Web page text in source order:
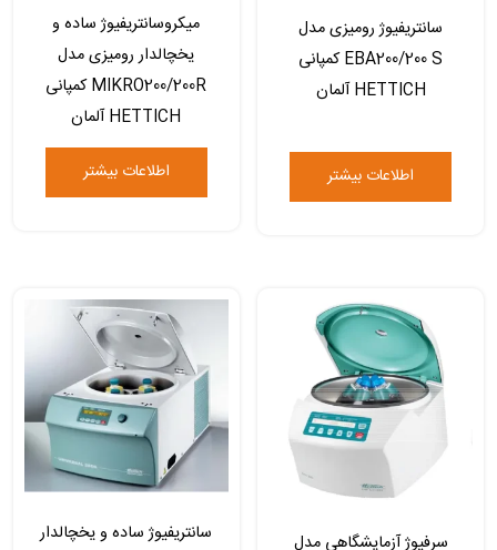
سانتریفیوژ رومیزی مدل
EBA200/200 S کمپانی
HETTICH آلمان
اطلاعات بیشتر
میکروسانتریفیوژ ساده و
یخچالدار رومیزی مدل
MIKRO200/200R کمپانی
HETTICH آلمان
اطلاعات بیشتر
سرفیوژ آزمایشگاهی مدل
سانتریفیوژ ساده و یخچالدار